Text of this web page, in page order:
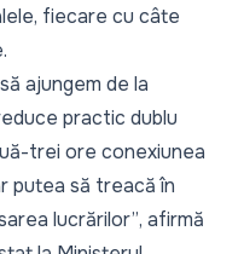
fiecare cu câte
ajungem de la
practic dublu
trei ore conexiunea
putea să treacă în
lucrărilor”, afirmă